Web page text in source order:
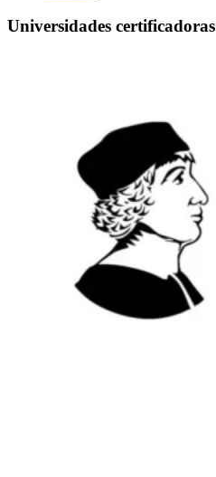
Universidades certificadoras